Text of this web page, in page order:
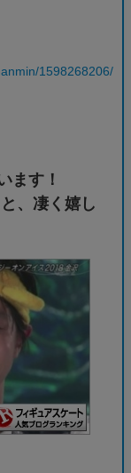
1598268206/
ます！
、凄く嬉し